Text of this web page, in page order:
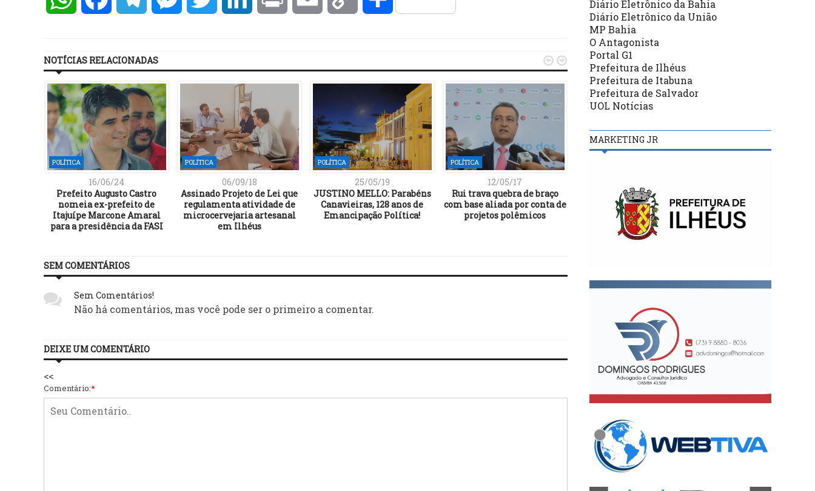
NOTÍCIAS RELACIONADAS
POLÍTICA
16/06/24
Prefeito Augusto Castro
nomeia ex-prefeito de
Itajuípe Marcone Amaral
para a presidência da FASI
POLÍTICA
06/09/18
Assinado Projeto de Lei que
regulamenta atividade de
microcervejaria artesanal
em Ilhéus
POLÍTICA
25/05/19
JUSTINO MELLO: Parabéns
Canavieiras, 128 anos de
Emancipação Política!
POLÍTICA
12/05/17
Rui trava quebra de braço
com base aliada por conta de
projetos polêmicos
Projeto restringe audiência
de custódia a pessoa não
reincidente ou com bons
antecedentes
de fundo partidário do
 
SEM COMENTÁRIOS
Sem Comentários!
Não há comentários, mas você pode ser o primeiro a comentar.
DEIXE UM COMENTÁRIO
<<
Comentário:*
Diário Eletrônico da Bahia
Diário Eletrônico da União
MP Bahia
O Antagonista
Portal G1
Prefeitura de Ilhéus
Prefeitura de Itabuna
Prefeitura de Salvador
UOL Notícias
MARKETING JR